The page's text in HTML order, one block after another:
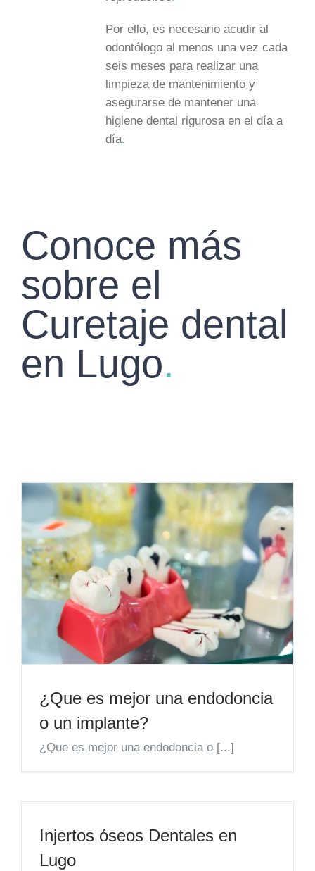
Por ello, es necesario acudir al
odontólogo al menos una vez cada
seis meses para realizar una
limpieza de mantenimiento y
asegurarse de mantener una
higiene dental rigurosa en el día a
día.
Conoce más
sobre el
Curetaje dental
en Lugo.
¿Que es mejor una endodoncia
o un implante?
¿Que es mejor una endodoncia o [...]
Injertos óseos Dentales en
Lugo